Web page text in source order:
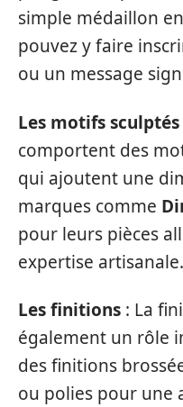
simple médaillon
pouvez y faire
ou un message
Les motifs sculptés
comportent des
qui ajoutent une
marques comme
pour leurs pièces
expertise artisanale.
Les finitions : La
également un rôle
des finitions
ou polies pour une